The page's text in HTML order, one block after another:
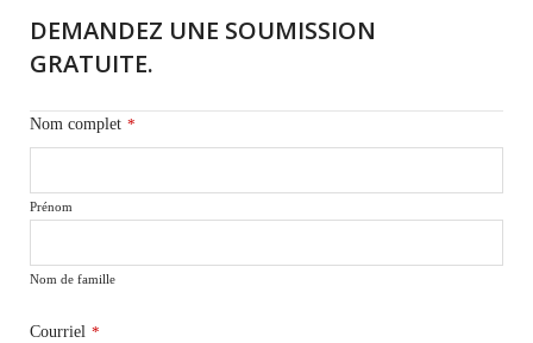
DEMANDEZ UNE SOUMISSION
GRATUITE.
Nom complet *
Prénom
Nom de famille
Courriel *